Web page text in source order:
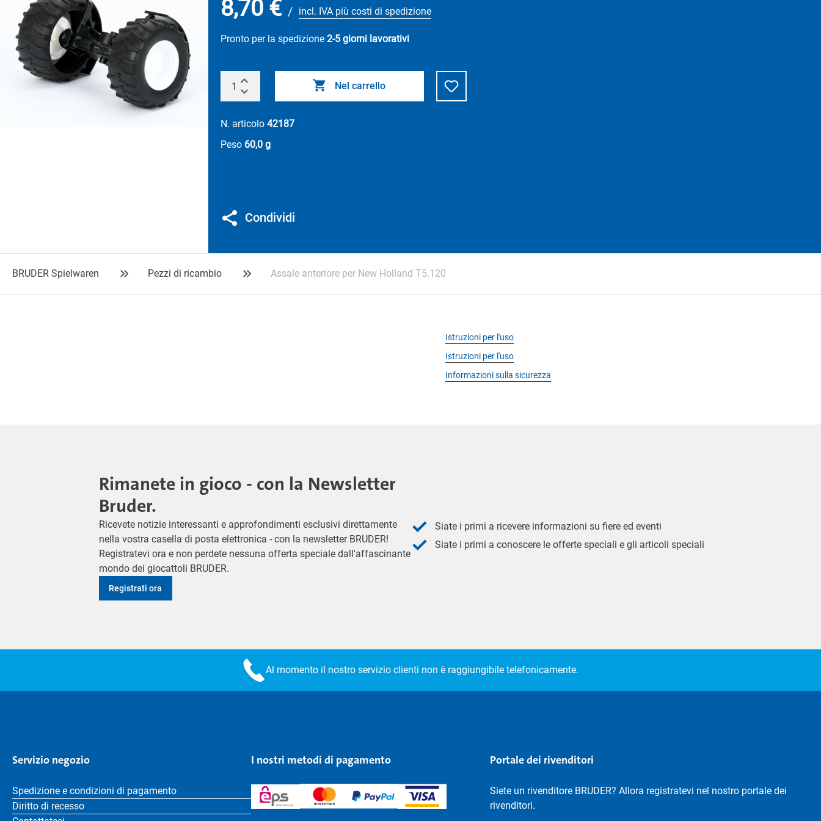
8,70 € / incl. IVA più costi di spedizione
Pronto per la spedizione 2-5 giorni lavorativi
Nel carrello
N. articolo 42187
Peso 60,0 g
Condividi
BRUDER Spielwaren Pezzi di ricambio Assale anteriore per New Holland T5.120
Istruzioni per l'uso
Istruzioni per l'uso
Informazioni sulla sicurezza
Rimanete in gioco - con la Newsletter
Bruder.
Ricevete notizie interessanti e approfondimenti esclusivi direttamente
nella vostra casella di posta elettronica - con la newsletter BRUDER!
Registratevi ora e non perdete nessuna offerta speciale dall'affascinante
mondo dei giocattoli BRUDER.
Registrati ora
Siate i primi a ricevere informazioni su fiere ed eventi
Siate i primi a conoscere le offerte speciali e gli articoli speciali
Al momento il nostro servizio clienti non è raggiungibile telefonicamente.
Servizio negozio
Spedizione e condizioni di pagamento
Diritto di recesso
I nostri metodi di pagamento Portale dei rivenditori
Siete un rivenditore BRUDER? Allora registratevi nel nostro portale dei
rivenditori.